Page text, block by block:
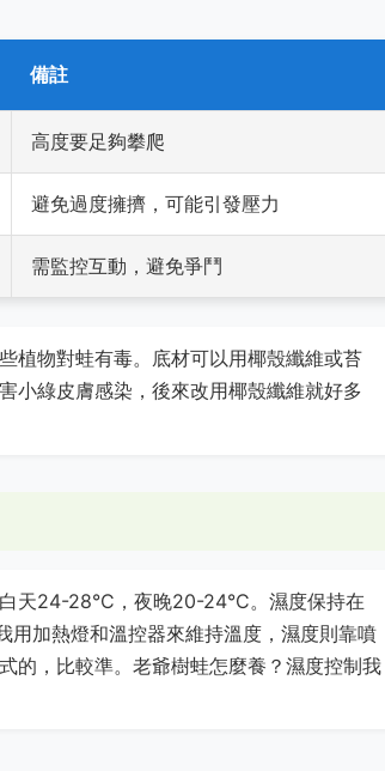
備註
高度要足夠攀爬
避免過度擁擠，可能引發壓力
需監控互動，避免爭鬥
植物對蛙有毒。底材可以用椰殼纖維或苔
小綠皮膚感染，後來改用椰殼纖維就好多
天24-28°C，夜晚20-24°C。濕度保持在
加熱燈和溫控器來維持溫度，濕度則靠噴
的，比較準。老爺樹蛙怎麼養？濕度控制我